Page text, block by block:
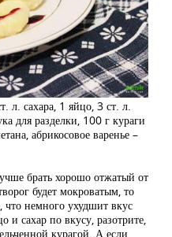
л. сахара, 1 яйцо, 3 ст. л.
для разделки, 100 г кураги
абрикосовое варенье –
брать хорошо отжатый от
будет мокроватым, то
что немного ухудшит вкус
и сахар по вкусу, разотрите,
курагой. А если